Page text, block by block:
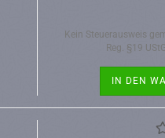
Kein Steuerausweis
Reg. §19
IN DEN